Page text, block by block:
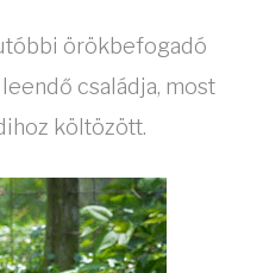
örökbefogadó
családja, most
költözött.